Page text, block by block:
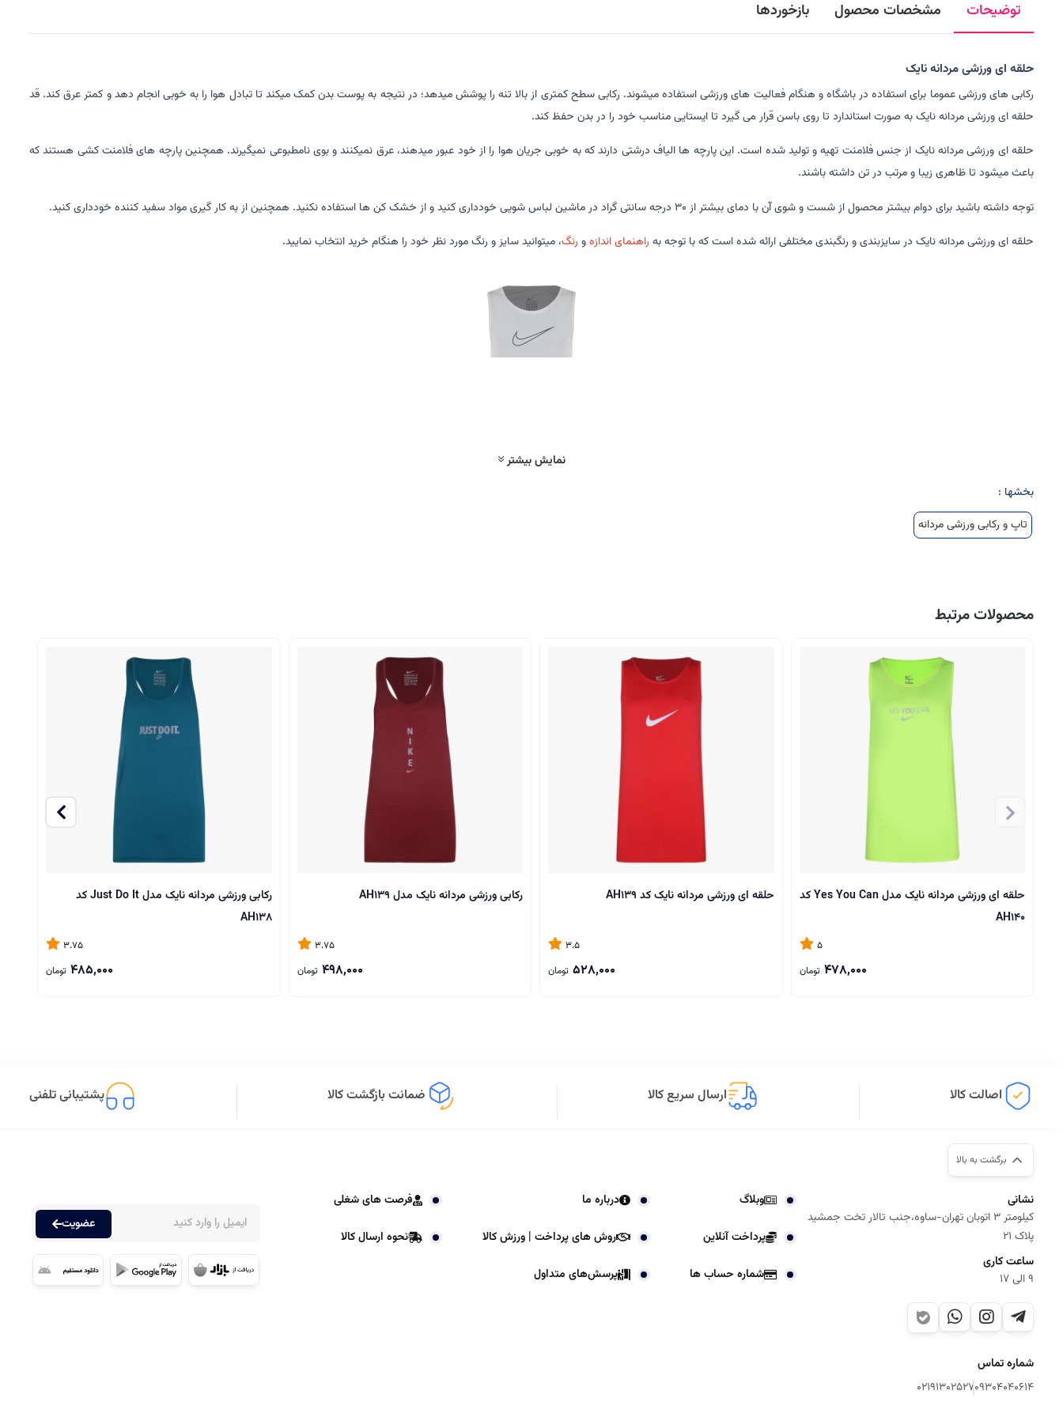
توضیحات مشخصات محصول بازخوردها
حلقه ای ورزشی مردانه نایک
رکابی های ورزشی عموما برای استفاده در باشگاه و هنگام فعالیت های ورزشی استفاده میشوند. رکابی سطح کمتری از بالا تنه را پوشش میدهد؛ در نتیجه به پوست بدن کمک میکند تا تبادل هوا را به خوبی انجام دهد و کمتر عرق کند. قد
حلقه ای ورزشی مردانه نایک به صورت استاندارد تا روی باسن قرار می گیرد تا ایستایی مناسب خود را در بدن حفظ کند.
حلقه ای ورزشی مردانه نایک از جنس فلامنت تهیه و تولید شده است. این پارچه ها الیاف درشتی دارند که به خوبی جریان هوا را از خود عبور میدهند، عرق نمیکنند و بوی نامطبوعی نمیگیرند. همچنین پارچه های فلامنت کشی هستند که
باعث میشود تا ظاهری زیبا و مرتب در تن داشته باشند.
توجه داشته باشید برای دوام بیشتر محصول از شست و شوی آن با دمای بیشتر از 30 درجه سانتی گراد در ماشین لباس شویی خودداری کنید و از خشک کن ها استفاده نکنید. همچنین از به کار گیری مواد سفید کننده خودداری کنید.
حلقه ای ورزشی مردانه نایک در سایزبندی و رنگبندی مختلفی ارائه شده است که با توجه به راهنمای اندازهو رنگ، میتوانید سایز و رنگ مورد نظر خود را هنگام خرید انتخاب نمایید.
نمایش بیشتر
بخشها :
تاپ و رکابی ورزشی مردانه
محصولات مرتبط
حلقه ای ورزشی مردانه نایک مدل Yes You Can کد
AH140
5
478,000 تومان
حلقه ای ورزشی مردانه نایک کد AH139
3.5
528,000 تومان
رکابی ورزشی مردانه نایک مدل AH139
3.75
498,000 تومان
رکابی ورزشی مردانه نایک مدل Just Do It کد
AH138
3.75
485,000 تومان
اصالت کالا ارسال سریع کالا ضمانت بازگشت کالا پشتیبانی تلفنی
برگشت به بالا
نشانی
کیلومتر 3 اتوبان تهران-ساوه،جنب تالار تخت جمشید
پلاک 21
ساعت کاری
9 الی 17
شماره تماس
09304040614
02191302527
وبلاگ درباره ما فرصت های شغلی
پرداخت آنلاین روش های پرداخت | ورزش کالا نحوه ارسال کالا
شماره حساب ها پرسش‌های متداول
عضویت